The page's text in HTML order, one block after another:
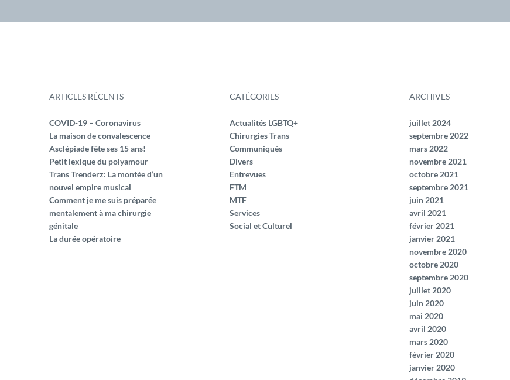
ARTICLES RÉCENTS
COVID-19 – Coronavirus
La maison de convalescence
Asclépiade fête ses 15 ans!
Petit lexique du polyamour
Trans Trenderz: La montée d’un
nouvel empire musical
Comment je me suis préparée
mentalement à ma chirurgie
génitale
La durée opératoire
CATÉGORIES
Actualités LGBTQ+
Chirurgies Trans
Communiqués
Divers
Entrevues
FTM
MTF
Services
Social et Culturel
ARCHIVES
juillet 2024
septembre 2022
mars 2022
novembre 2021
octobre 2021
septembre 2021
juin 2021
avril 2021
février 2021
janvier 2021
novembre 2020
octobre 2020
septembre 2020
juillet 2020
juin 2020
mai 2020
avril 2020
mars 2020
février 2020
janvier 2020